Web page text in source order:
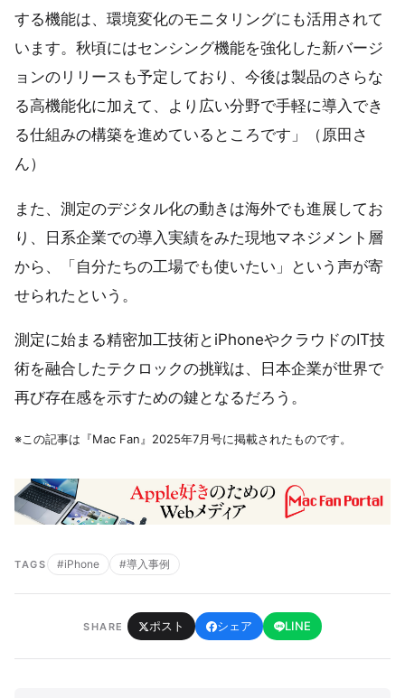
する機能は、環境変化のモニタリングにも活用されて
います。秋頃にはセンシング機能を強化した新バージ
ョンのリリースも予定しており、今後は製品のさらな
る高機能化に加えて、より広い分野で手軽に導入でき
る仕組みの構築を進めているところです」（原田さ
ん）
また、測定のデジタル化の動きは海外でも進展してお
り、日系企業での導入実績をみた現地マネジメント層
から、「自分たちの工場でも使いたい」という声が寄
せられたという。
測定に始まる精密加工技術とiPhoneやクラウドのIT技
術を融合したテクロックの挑戦は、日本企業が世界で
再び存在感を示すための鍵となるだろう。
※この記事は『Mac Fan』2025年7月号に掲載されたものです。
TAGS #iPhone #導入事例
SHARE ポスト シェア LINE